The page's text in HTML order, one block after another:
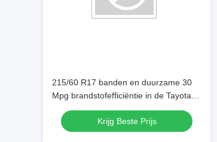
215/60 R17 banden en duurzame 30
Mpg brandstofefficiëntie in de Tayota
Traveler auto
Krijg Beste Prijs